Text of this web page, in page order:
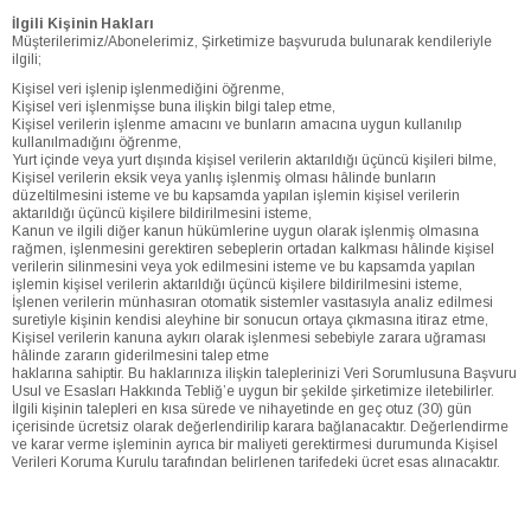
İlgili Kişinin Hakları
Müşterilerimiz/Abonelerimiz, Şirketimize başvuruda bulunarak kendileriyle
ilgili;
Kişisel veri işlenip işlenmediğini öğrenme,
Kişisel veri işlenmişse buna ilişkin bilgi talep etme,
Kişisel verilerin işlenme amacını ve bunların amacına uygun kullanılıp
kullanılmadığını öğrenme,
Yurt içinde veya yurt dışında kişisel verilerin aktarıldığı üçüncü kişileri bilme,
Kişisel verilerin eksik veya yanlış işlenmiş olması hâlinde bunların
düzeltilmesini isteme ve bu kapsamda yapılan işlemin kişisel verilerin
aktarıldığı üçüncü kişilere bildirilmesini isteme,
Kanun ve ilgili diğer kanun hükümlerine uygun olarak işlenmiş olmasına
rağmen, işlenmesini gerektiren sebeplerin ortadan kalkması hâlinde kişisel
verilerin silinmesini veya yok edilmesini isteme ve bu kapsamda yapılan
işlemin kişisel verilerin aktarıldığı üçüncü kişilere bildirilmesini isteme,
İşlenen verilerin münhasıran otomatik sistemler vasıtasıyla analiz edilmesi
suretiyle kişinin kendisi aleyhine bir sonucun ortaya çıkmasına itiraz etme,
Kişisel verilerin kanuna aykırı olarak işlenmesi sebebiyle zarara uğraması
hâlinde zararın giderilmesini talep etme
haklarına sahiptir. Bu haklarınıza ilişkin taleplerinizi Veri Sorumlusuna Başvuru
Usul ve Esasları Hakkında Tebliğ’e uygun bir şekilde şirketimize iletebilirler.
İlgili kişinin talepleri en kısa sürede ve nihayetinde en geç otuz (30) gün
içerisinde ücretsiz olarak değerlendirilip karara bağlanacaktır. Değerlendirme
ve karar verme işleminin ayrıca bir maliyeti gerektirmesi durumunda Kişisel
Verileri Koruma Kurulu tarafından belirlenen tarifedeki ücret esas alınacaktır.